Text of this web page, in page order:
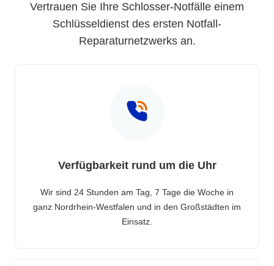
Vertrauen Sie Ihre Schlosser-Notfälle einem
Schlüsseldienst des ersten Notfall-
Reparaturnetzwerks an.
Verfügbarkeit rund um die Uhr
Wir sind 24 Stunden am Tag, 7 Tage die Woche in
ganz Nordrhein-Westfalen und in den Großstädten im
Einsatz.